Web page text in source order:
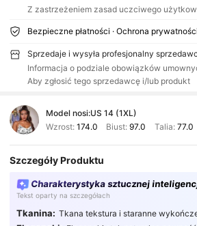
Z zastrzeżeniem zasad uczciwego
Bezpieczne płatności · Ochrona prywatności
Sprzedaje i wysyła profesjonalny
Informacja o podziale obowiązków
Aby zgłosić tego sprzedawcę i/lub produkt
Model nosi:US 14 (1XL)
Wzrost: 174.0 Biust:97.0 Talia: 77.0
Szczegóły Produktu
Charakterystyka sztucznej
Tekst oparty na szczegółach
Tkanina: Tkana tekstura i staranne